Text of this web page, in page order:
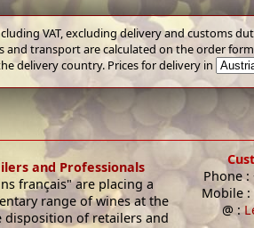
VAT, excluding delivery and customs
and transport are calculated on the order
delivery country. Prices for delivery in
and Professionals
français" are placing a
range of wines at the
disposition of retailers and
Phone :
Mobile :
@ :